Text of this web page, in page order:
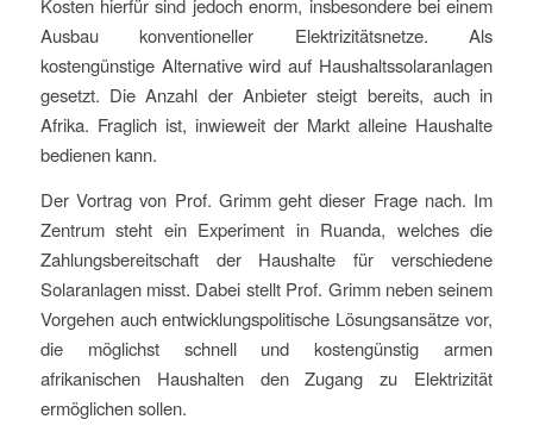
Kosten hierfür sind jedoch enorm, insbesondere bei einem
Ausbau konventioneller Elektrizitätsnetze. Als
kostengünstige Alternative wird auf Haushaltssolaranlagen
gesetzt. Die Anzahl der Anbieter steigt bereits, auch in
Afrika. Fraglich ist, inwieweit der Markt alleine Haushalte
bedienen kann.
Der Vortrag von Prof. Grimm geht dieser Frage nach. Im
Zentrum steht ein Experiment in Ruanda, welches die
Zahlungsbereitschaft der Haushalte für verschiedene
Solaranlagen misst. Dabei stellt Prof. Grimm neben seinem
Vorgehen auch entwicklungspolitische Lösungsansätze vor,
die möglichst schnell und kostengünstig armen
afrikanischen Haushalten den Zugang zu Elektrizität
ermöglichen sollen.